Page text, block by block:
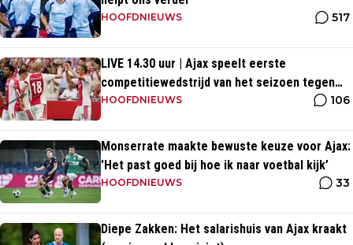
HOOFDNIEUWS 517
LIVE 14.30 uur | Ajax speelt eerste
competitiewedstrijd van het seizoen tegen
PEC Zwolle
HOOFDNIEUWS 106
Monserrate maakte bewuste keuze voor Ajax:
'Het past goed bij hoe ik naar voetbal kijk’
HOOFDNIEUWS 33
Diepe Zakken: Het salarishuis van Ajax kraakt